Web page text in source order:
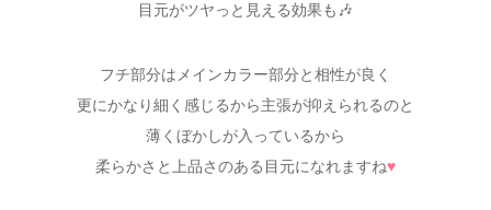
目元がツヤっと見える効果も🎶
フチ部分はメインカラー部分と相性が良く
更にかなり細く感じるから主張が抑えられるのと
薄くぼかしが入っているから
柔らかさと上品さのある目元になれますね♥